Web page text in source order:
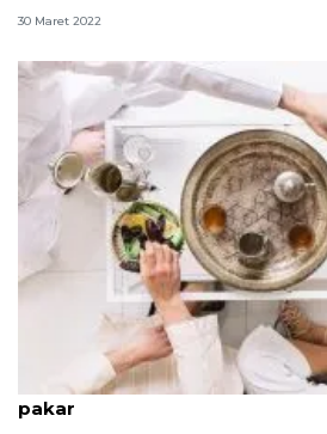
30 Maret 2022
Kiat jaga nutrisi dan olahraga
pakar